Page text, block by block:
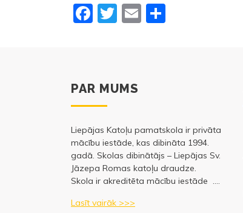
F
b
o
o
k
T
E
PAR MUMS
Liepājas Katoļu pamatskola ir privāta
mācību iestāde, kas dibināta 1994.
gadā. Skolas dibinātājs – Liepājas Sv.
Jāzepa Romas katoļu draudze.
Skola ir akreditēta mācību iestāde ….
Lasīt vairāk >>>